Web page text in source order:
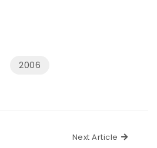
2006
Next Article Next